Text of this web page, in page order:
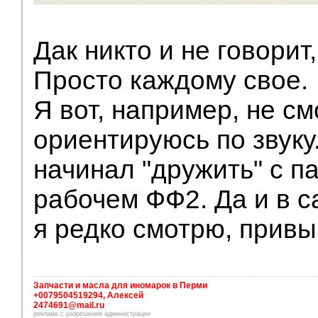
Дак никто и не
Просто каждому свое.
Я вот, например, не
ориентируюсь по
начинал "дружить" с
рабочем ФФ2. Да и в
я редко смотрю,
Запчасти и масла для иномарок в Перми
+0079504519294, Алексей
2474691@mail.ru
реклама с разрешения администрации